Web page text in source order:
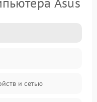
и сетью